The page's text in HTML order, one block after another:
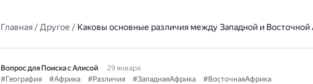
Главная/Другое / Каковы основные различия между Западной и
Вопрос для Поиска с Алисой
29 января
#География
#Африка #Различия #ЗападнаяАфрика #ВосточнаяАфрика